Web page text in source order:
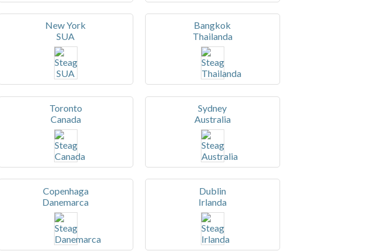
New York
SUA
Bangkok
Thailanda
Toronto
Canada
Sydney
Australia
Copenhaga
Danemarca
Dublin
Irlanda